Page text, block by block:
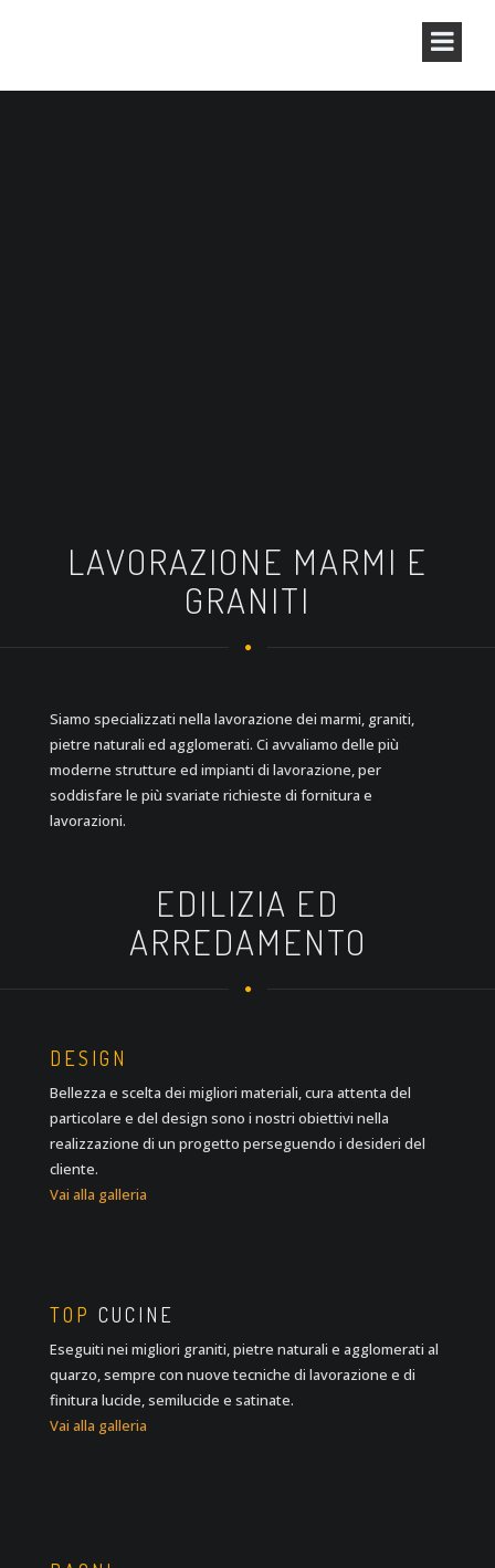
LAVORAZIONE MARMI E
GRANITI
Siamo specializzati nella lavorazione dei marmi, graniti,
pietre naturali ed agglomerati. Ci avvaliamo delle più
moderne strutture ed impianti di lavorazione, per
soddisfare le più svariate richieste di fornitura e
lavorazioni.
EDILIZIA ED
ARREDAMENTO
DESIGN
Bellezza e scelta dei migliori materiali, cura attenta del
particolare e del design sono i nostri obiettivi nella
realizzazione di un progetto perseguendo i desideri del
cliente.
Vai alla galleria
TOP CUCINE
Eseguiti nei migliori graniti, pietre naturali e agglomerati al
quarzo, sempre con nuove tecniche di lavorazione e di
finitura lucide, semilucide e satinate.
Vai alla galleria